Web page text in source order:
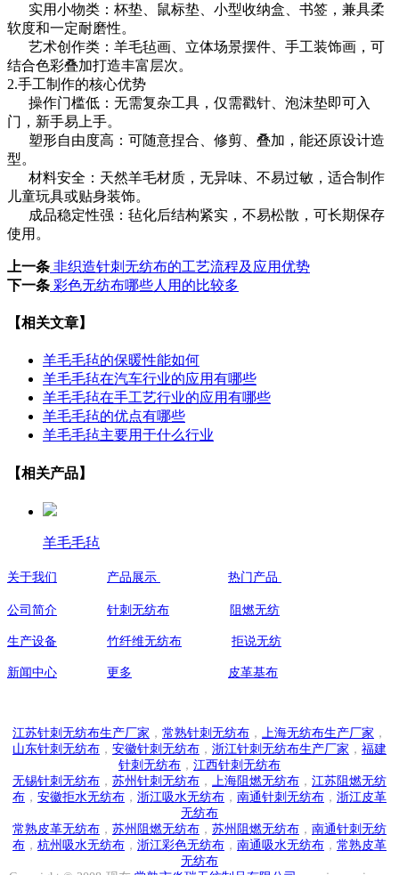
实用小物类：杯垫、鼠标垫、小型收纳盒、书签，兼具柔
软度和一定耐磨性。
艺术创作类：羊毛毡画、立体场景摆件、手工装饰画，可
结合色彩叠加打造丰富层次。
2.手工制作的核心优势
操作门槛低：无需复杂工具，仅需戳针、泡沫垫即可入
门，新手易上手。
塑形自由度高：可随意捏合、修剪、叠加，能还原设计造
型。
材料安全：天然羊毛材质，无异味、不易过敏，适合制作
儿童玩具或贴身装饰。
成品稳定性强：毡化后结构紧实，不易松散，可长期保存
使用。
上一条 非织造针刺无纺布的工艺流程及应用优势
下一条 彩色无纺布哪些人用的比较多
【相关文章】
羊毛毛毡的保暖性能如何
羊毛毛毡在汽车行业的应用有哪些
羊毛毛毡在手工艺行业的应用有哪些
羊毛毛毡的优点有哪些
羊毛毛毡主要用于什么行业
【相关产品】
羊毛毛毡
关于我们 产品展示 热门产品
公司简介 针刺无纺布 阻燃无纺
生产设备 竹纤维无纺布 拒说无纺
新闻中心 更多 皮革基布
江苏针刺无纺布生产厂家 ， 常熟针刺无纺布 ， 上海无纺布生产厂家 ，
山东针刺无纺布 ， 安徽针刺无纺布 ， 浙江针刺无纺布生产厂家 ， 福建
针刺无纺布 ， 江西针刺无纺布
无锡针刺无纺布 ， 苏州针刺无纺布 ， 上海阻燃无纺布 ， 江苏阻燃无纺
布 ， 安徽拒水无纺布 ， 浙江吸水无纺布 ， 南通针刺无纺布 ， 浙江皮革
无纺布
常熟皮革无纺布 ， 苏州阻燃无纺布 ， 苏州阻燃无纺布 ， 南通针刺无纺
布 ， 杭州吸水无纺布 ， 浙江彩色无纺布 ， 南通吸水无纺布 ， 常熟皮革
无纺布